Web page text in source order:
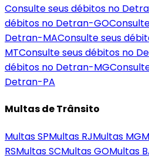
Consulte seus débitos no
débitos no Detran-GO
Detran-MAConsulte seus
MTConsulte seus débitos no
débitos no Detran-MG
Detran-PA
Multas de Trânsito
MultasSPMultas RJMultas MG
RSMultasSCMultasGOMultas